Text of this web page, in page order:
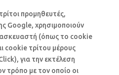
προμηθευτές,
Google, χρησιμοποιούν
(όπως το cookie
cookie τρίτου μέρους
για την εκτέλεση
τρόπο με τον οποίο οι